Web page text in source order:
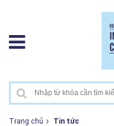
Trang chủ Tin tức